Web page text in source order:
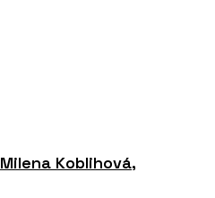
Milena Koblihová,